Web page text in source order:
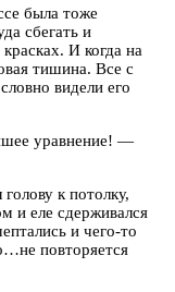
была тоже
сбегать и
И когда на
тишина. Все с
видели его
уравнение! —
к потолку,
и еле сдерживался
и чего-то
повторяется